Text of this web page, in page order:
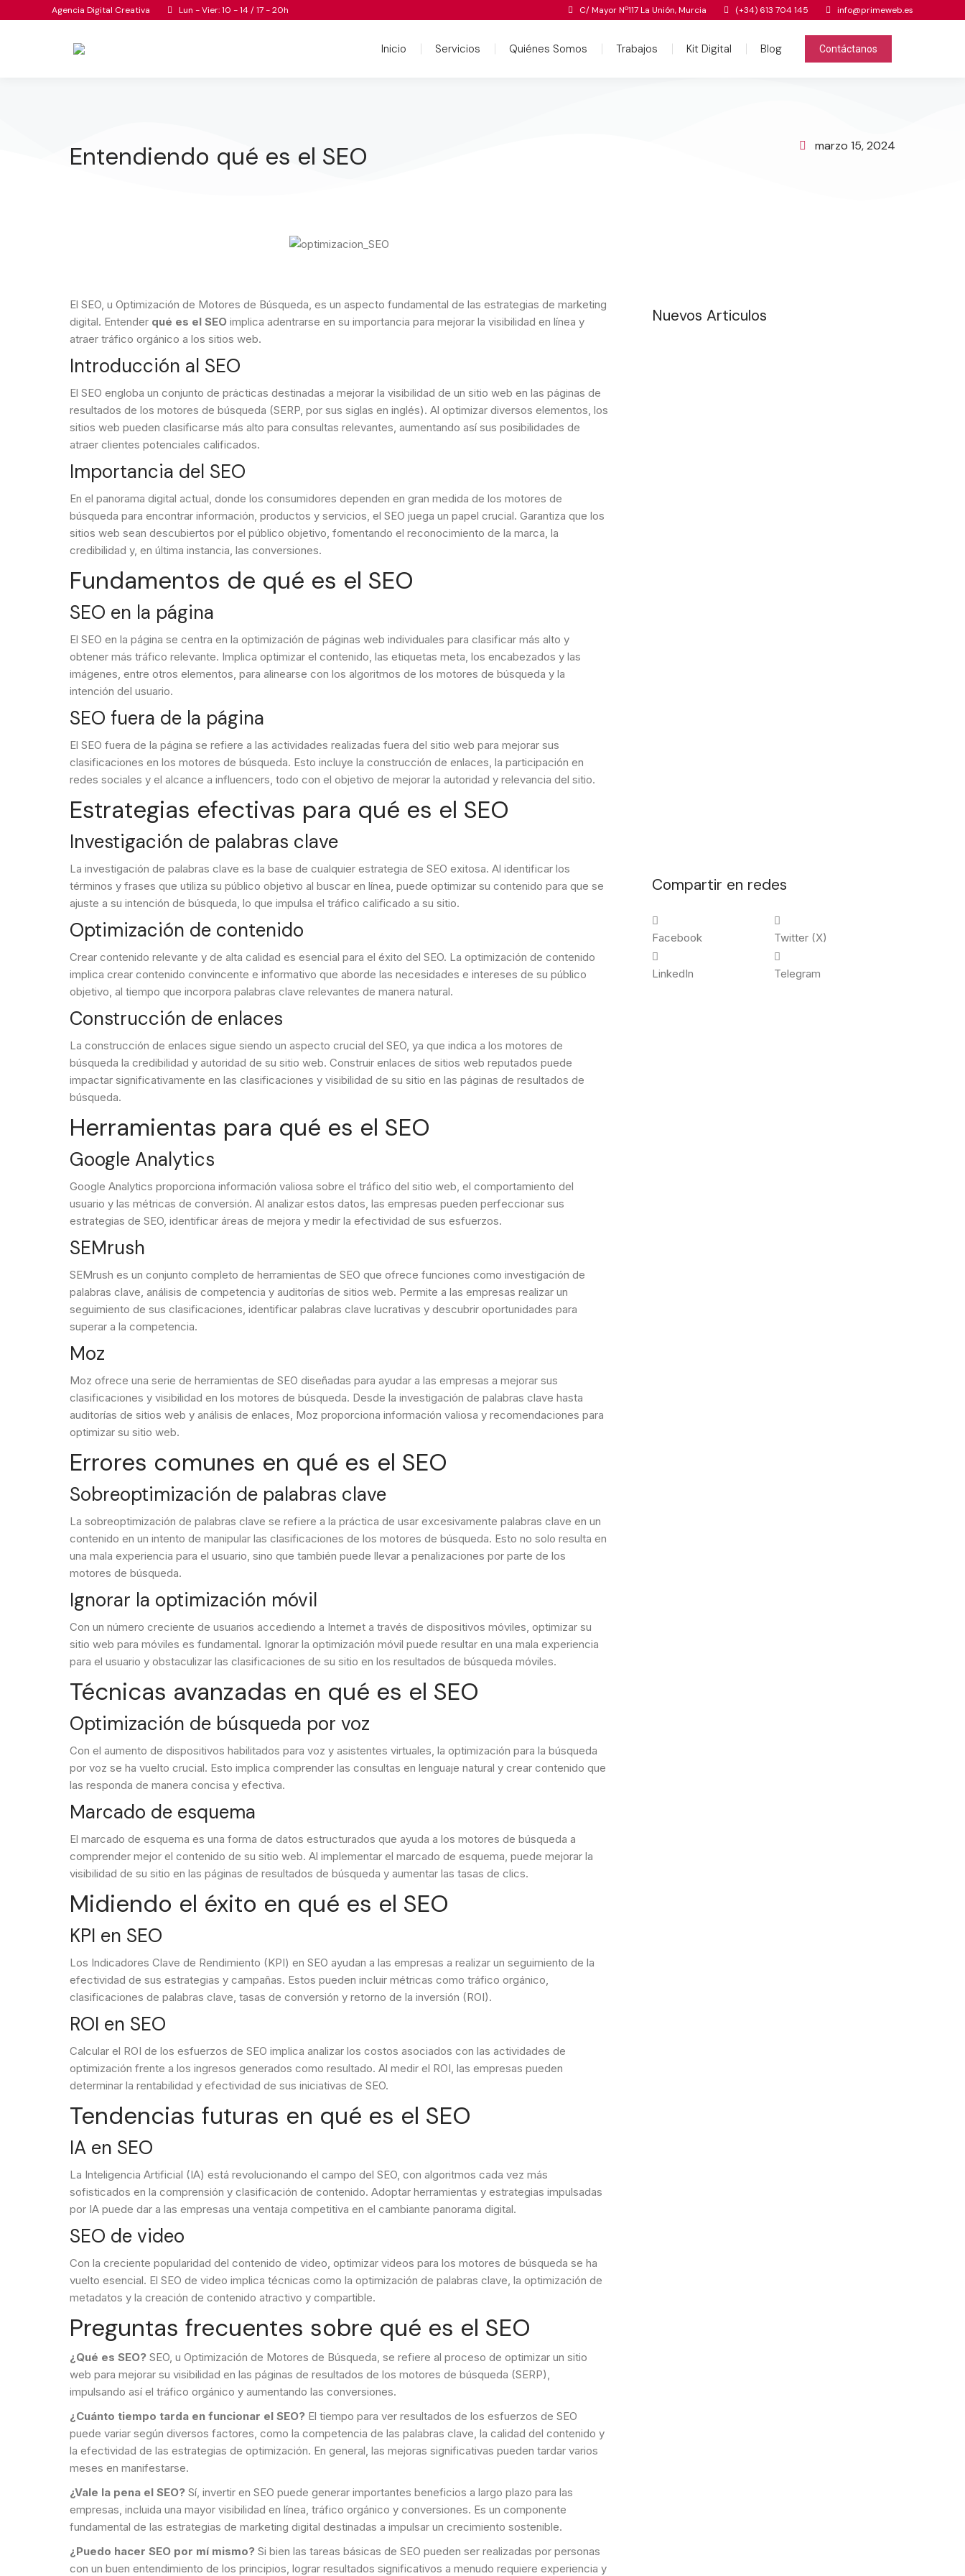
Agencia Digital Creativa Lun - Vier: 10 - 14 / 17 - 20h C/ Mayor Nº117 La Unión, Murcia (+34) 613 704 145 info@primeweb.es
Inicio Servicios Quiénes Somos Trabajos Kit Digital Blog Contáctanos
Entendiendo qué es el SEO marzo 15, 2024
El SEO, u Optimización de Motores de Búsqueda, es un aspecto fundamental de las estrategias de marketing
digital. Entender qué es el SEO implica adentrarse en su importancia para mejorar la visibilidad en línea y
atraer tráfico orgánico a los sitios web.
Introducción al SEO
El SEO engloba un conjunto de prácticas destinadas a mejorar la visibilidad de un sitio web en las páginas de
resultados de los motores de búsqueda (SERP, por sus siglas en inglés). Al optimizar diversos elementos, los
sitios web pueden clasificarse más alto para consultas relevantes, aumentando así sus posibilidades de
atraer clientes potenciales calificados.
Importancia del SEO
En el panorama digital actual, donde los consumidores dependen en gran medida de los motores de
búsqueda para encontrar información, productos y servicios, el SEO juega un papel crucial. Garantiza que los
sitios web sean descubiertos por el público objetivo, fomentando el reconocimiento de la marca, la
credibilidad y, en última instancia, las conversiones.
Fundamentos de qué es el SEO
SEO en la página
El SEO en la página se centra en la optimización de páginas web individuales para clasificar más alto y
obtener más tráfico relevante. Implica optimizar el contenido, las etiquetas meta, los encabezados y las
imágenes, entre otros elementos, para alinearse con los algoritmos de los motores de búsqueda y la
intención del usuario.
SEO fuera de la página
El SEO fuera de la página se refiere a las actividades realizadas fuera del sitio web para mejorar sus
clasificaciones en los motores de búsqueda. Esto incluye la construcción de enlaces, la participación en
redes sociales y el alcance a influencers, todo con el objetivo de mejorar la autoridad y relevancia del sitio.
Estrategias efectivas para qué es el SEO
Investigación de palabras clave
La investigación de palabras clave es la base de cualquier estrategia de SEO exitosa. Al identificar los
términos y frases que utiliza su público objetivo al buscar en línea, puede optimizar su contenido para que se
ajuste a su intención de búsqueda, lo que impulsa el tráfico calificado a su sitio.
Optimización de contenido
Crear contenido relevante y de alta calidad es esencial para el éxito del SEO. La optimización de contenido
implica crear contenido convincente e informativo que aborde las necesidades e intereses de su público
objetivo, al tiempo que incorpora palabras clave relevantes de manera natural.
Construcción de enlaces
La construcción de enlaces sigue siendo un aspecto crucial del SEO, ya que indica a los motores de
búsqueda la credibilidad y autoridad de su sitio web. Construir enlaces de sitios web reputados puede
impactar significativamente en las clasificaciones y visibilidad de su sitio en las páginas de resultados de
búsqueda.
Herramientas para qué es el SEO
Google Analytics
Google Analytics proporciona información valiosa sobre el tráfico del sitio web, el comportamiento del
usuario y las métricas de conversión. Al analizar estos datos, las empresas pueden perfeccionar sus
estrategias de SEO, identificar áreas de mejora y medir la efectividad de sus esfuerzos.
SEMrush
SEMrush es un conjunto completo de herramientas de SEO que ofrece funciones como investigación de
palabras clave, análisis de competencia y auditorías de sitios web. Permite a las empresas realizar un
seguimiento de sus clasificaciones, identificar palabras clave lucrativas y descubrir oportunidades para
superar a la competencia.
Moz
Moz ofrece una serie de herramientas de SEO diseñadas para ayudar a las empresas a mejorar sus
clasificaciones y visibilidad en los motores de búsqueda. Desde la investigación de palabras clave hasta
auditorías de sitios web y análisis de enlaces, Moz proporciona información valiosa y recomendaciones para
optimizar su sitio web.
Errores comunes en qué es el SEO
Sobreoptimización de palabras clave
La sobreoptimización de palabras clave se refiere a la práctica de usar excesivamente palabras clave en un
contenido en un intento de manipular las clasificaciones de los motores de búsqueda. Esto no solo resulta en
una mala experiencia para el usuario, sino que también puede llevar a penalizaciones por parte de los
motores de búsqueda.
Ignorar la optimización móvil
Con un número creciente de usuarios accediendo a Internet a través de dispositivos móviles, optimizar su
sitio web para móviles es fundamental. Ignorar la optimización móvil puede resultar en una mala experiencia
para el usuario y obstaculizar las clasificaciones de su sitio en los resultados de búsqueda móviles.
Técnicas avanzadas en qué es el SEO
Optimización de búsqueda por voz
Con el aumento de dispositivos habilitados para voz y asistentes virtuales, la optimización para la búsqueda
por voz se ha vuelto crucial. Esto implica comprender las consultas en lenguaje natural y crear contenido que
las responda de manera concisa y efectiva.
Marcado de esquema
El marcado de esquema es una forma de datos estructurados que ayuda a los motores de búsqueda a
comprender mejor el contenido de su sitio web. Al implementar el marcado de esquema, puede mejorar la
visibilidad de su sitio en las páginas de resultados de búsqueda y aumentar las tasas de clics.
Midiendo el éxito en qué es el SEO
KPI en SEO
Los Indicadores Clave de Rendimiento (KPI) en SEO ayudan a las empresas a realizar un seguimiento de la
efectividad de sus estrategias y campañas. Estos pueden incluir métricas como tráfico orgánico,
clasificaciones de palabras clave, tasas de conversión y retorno de la inversión (ROI).
ROI en SEO
Calcular el ROI de los esfuerzos de SEO implica analizar los costos asociados con las actividades de
optimización frente a los ingresos generados como resultado. Al medir el ROI, las empresas pueden
determinar la rentabilidad y efectividad de sus iniciativas de SEO.
Tendencias futuras en qué es el SEO
IA en SEO
La Inteligencia Artificial (IA) está revolucionando el campo del SEO, con algoritmos cada vez más
sofisticados en la comprensión y clasificación de contenido. Adoptar herramientas y estrategias impulsadas
por IA puede dar a las empresas una ventaja competitiva en el cambiante panorama digital.
SEO de video
Con la creciente popularidad del contenido de video, optimizar videos para los motores de búsqueda se ha
vuelto esencial. El SEO de video implica técnicas como la optimización de palabras clave, la optimización de
metadatos y la creación de contenido atractivo y compartible.
Preguntas frecuentes sobre qué es el SEO
¿Qué es SEO? SEO, u Optimización de Motores de Búsqueda, se refiere al proceso de optimizar un sitio
web para mejorar su visibilidad en las páginas de resultados de los motores de búsqueda (SERP),
impulsando así el tráfico orgánico y aumentando las conversiones.
¿Cuánto tiempo tarda en funcionar el SEO? El tiempo para ver resultados de los esfuerzos de SEO
puede variar según diversos factores, como la competencia de las palabras clave, la calidad del contenido y
la efectividad de las estrategias de optimización. En general, las mejoras significativas pueden tardar varios
meses en manifestarse.
¿Vale la pena el SEO? Sí, invertir en SEO puede generar importantes beneficios a largo plazo para las
empresas, incluida una mayor visibilidad en línea, tráfico orgánico y conversiones. Es un componente
fundamental de las estrategias de marketing digital destinadas a impulsar un crecimiento sostenible.
¿Puedo hacer SEO por mí mismo? Si bien las tareas básicas de SEO pueden ser realizadas por personas
con un buen entendimiento de los principios, lograr resultados significativos a menudo requiere experiencia y
Nuevos Articulos
Compartir en redes
Facebook Twitter (X)
LinkedIn Telegram